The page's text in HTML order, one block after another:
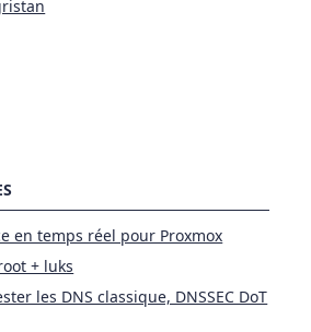
en temps réel pour Proxmox
+ luks
les DNS classique, DNSSEC DoT